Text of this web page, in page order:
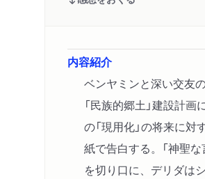
内容紹介
ベンヤミンと深い交友
「民族的郷土」建設計
の「現用化」の将来に
紙で告白する。「神聖
を切り口に、デリダは